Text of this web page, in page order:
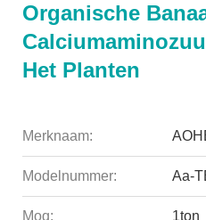
Organische
Het Planten
Merknaam:
Modelnummer: Aa-
Moq: 1ton